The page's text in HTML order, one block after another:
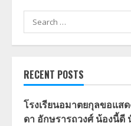
Search
for:
RECENT POSTS
โรงเรียนอมาตยกุลขอแส
ดา อักษรารถวงศ์ น้องนี้ดี